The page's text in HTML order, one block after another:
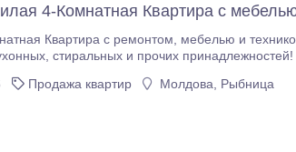
4-Комнатная Квартира с
и техникой! Заходи и Живи! В наличии новые комплекты постельного белья,
официально, один хозяин Оформление за один день! Шикарная, обновленная,
Продажа квартир Молдова, Рыбница